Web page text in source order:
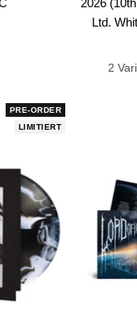
2026
Ltd.
2
PRE-ORDER
LIMITIERT